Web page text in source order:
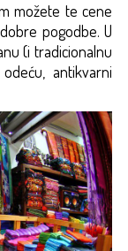
možete te cene
pogodbe. U
(i tradicionalnu
antikvarni